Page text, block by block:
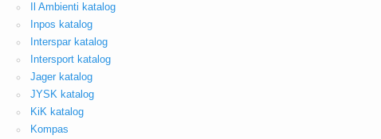
Il Ambienti katalog
Inpos katalog
Interspar katalog
Intersport katalog
Jager katalog
JYSK katalog
KiK katalog
Kompas